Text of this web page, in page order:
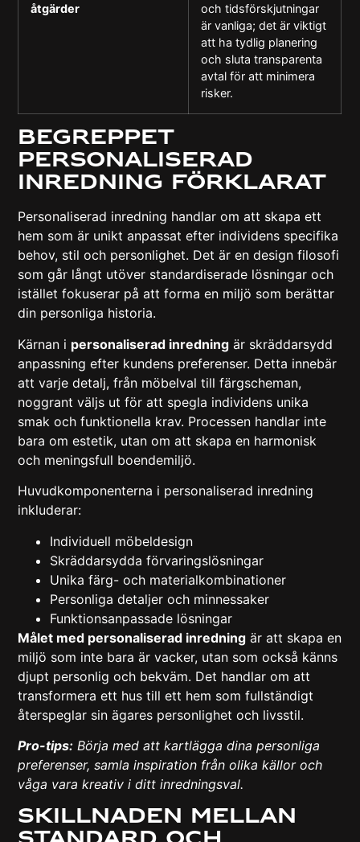
åtgärder
och tidsförskjutningar
är vanliga; det är viktigt
att ha tydlig planering
och sluta transparenta
avtal för att minimera
risker.
Begreppet
personaliserad
inredning förklarat
Personaliserad inredning handlar om att skapa ett
hem som är unikt anpassat efter individens specifika
behov, stil och personlighet. Det är en design filosofi
som går långt utöver standardiserade lösningar och
istället fokuserar på att forma en miljö som berättar
din personliga historia.
Kärnan i personaliserad inredning är skräddarsydd
anpassning efter kundens preferenser. Detta innebär
att varje detalj, från möbelval till färgscheman,
noggrant väljs ut för att spegla individens unika
smak och funktionella krav. Processen handlar inte
bara om estetik, utan om att skapa en harmonisk
och meningsfull boendemiljö.
Huvudkomponenterna i personaliserad inredning
inkluderar:
Individuell möbeldesign
Skräddarsydda förvaringslösningar
Unika färg- och materialkombinationer
Personliga detaljer och minnessaker
Funktionsanpassade lösningar
Målet med personaliserad inredning är att skapa en
miljö som inte bara är vacker, utan som också känns
djupt personlig och bekväm. Det handlar om att
transformera ett hus till ett hem som fullständigt
återspeglar sin ägares personlighet och livsstil.
Pro-tips: Börja med att kartlägga dina personliga
preferenser, samla inspiration från olika källor och
våga vara kreativ i ditt inredningsval.
Skillnaden mellan